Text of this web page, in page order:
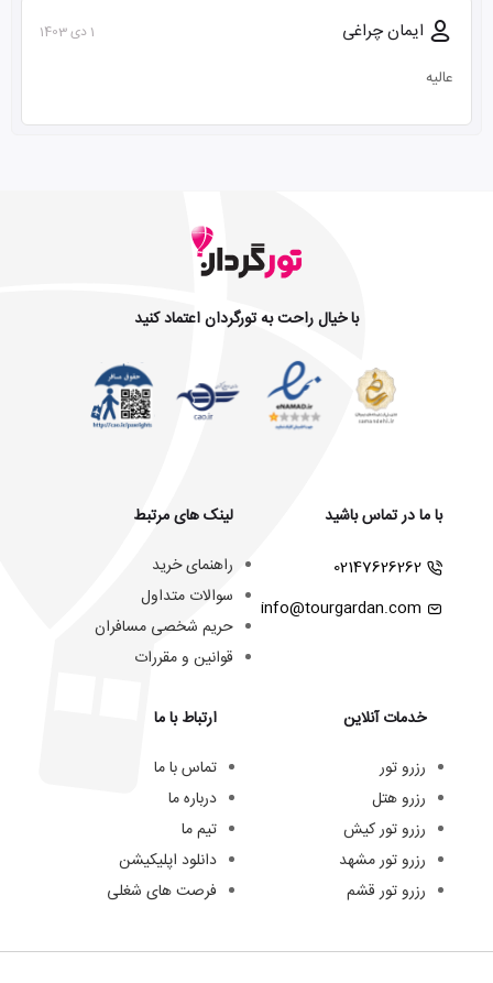
ایمان چراغی 1 دی 1403
عالیه
با خیال راحت به تورگردان اعتماد کنید
با ما در تماس باشید
02147626262
info@tourgardan.com
خدمات آنلاین
رزرو تور
رزرو هتل
رزرو تور کیش
رزرو تور مشهد
رزرو تور قشم
لینک های مرتبط
راهنمای خرید
سوالات متداول
حریم شخصی مسافران
قوانین و مقررات
ارتباط با ما
تماس با ما
درباره ما
تیم ما
دانلود اپلیکیشن
فرصت های شغلی